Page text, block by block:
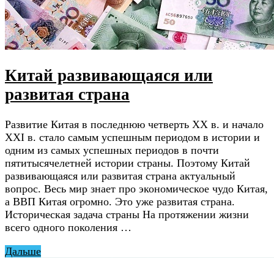
Китай развивающаяся или
развитая страна
Развитие Китая в последнюю четверть ХХ в. и начало
ХХI в. стало самым успешным периодом в истории и
одним из самых успешных периодов в почти
пятитысячелетней истории страны. Поэтому Китай
развивающаяся или развитая страна актуальный
вопрос. Весь мир знает про экономическое чудо Китая,
а ВВП Китая огромно. Это уже развитая страна.
Историческая задача страны На протяжении жизни
всего одного поколения …
Дальше